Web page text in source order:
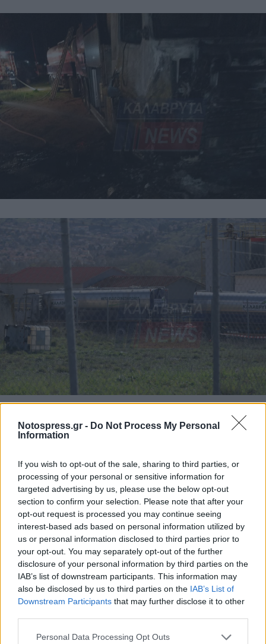
Notospress.gr - Do Not Process My Personal
Information
If you wish to opt-out of the sale, sharing to third parties, or
processing of your personal or sensitive information for
targeted advertising by us, please use the below opt-out
section to confirm your selection. Please note that after your
opt-out request is processed you may continue seeing
interest-based ads based on personal information utilized by
us or personal information disclosed to third parties prior to
your opt-out. You may separately opt-out of the further
disclosure of your personal information by third parties on the
IAB’s list of downstream participants. This information may
also be disclosed by us to third parties on the IAB’s List of
Downstream Participants that may further disclose it to other
Personal Data Processing Opt Outs